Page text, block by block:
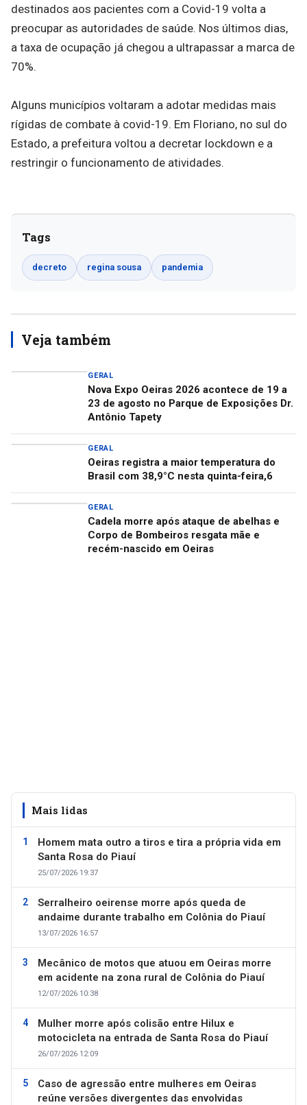
destinados aos pacientes com a Covid-19 volta a
preocupar as autoridades de saúde. Nos últimos dias,
a taxa de ocupação já chegou a ultrapassar a marca de
70%.
Alguns municípios voltaram a adotar medidas mais
rígidas de combate à covid-19. Em Floriano, no sul do
Estado, a prefeitura voltou a decretar lockdown e a
restringir o funcionamento de atividades.
Tags
decreto regina sousa pandemia
Veja também
GERAL
Nova Expo Oeiras 2026 acontece de 19 a
23 de agosto no Parque de Exposições Dr.
Antônio Tapety
GERAL
Oeiras registra a maior temperatura do
Brasil com 38,9°C nesta quinta-feira,6
GERAL
Cadela morre após ataque de abelhas e
Corpo de Bombeiros resgata mãe e
recém-nascido em Oeiras
Mais lidas
Homem mata outro a tiros e tira a própria vida em
Santa Rosa do Piauí
25/07/2026 19:37
Serralheiro oeirense morre após queda de
andaime durante trabalho em Colônia do Piauí
13/07/2026 16:57
Mecânico de motos que atuou em Oeiras morre
em acidente na zona rural de Colônia do Piauí
12/07/2026 10:38
Mulher morre após colisão entre Hilux e
motocicleta na entrada de Santa Rosa do Piauí
26/07/2026 12:09
Caso de agressão entre mulheres em Oeiras
reúne versões divergentes das envolvidas